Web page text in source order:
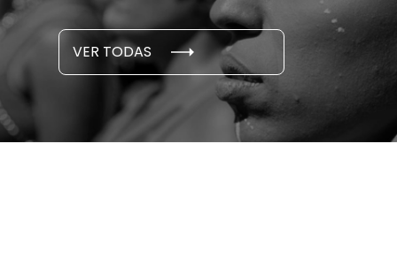
VER TODAS
E PESQUISAS
2021